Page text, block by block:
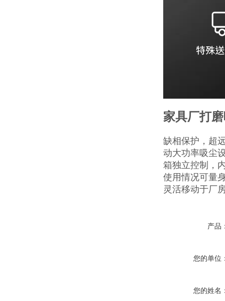
家具厂打
缺相保护，超
动大功率吸尘
箱独立控制，
使用情况可量
灵活移动于厂
产品
您的单位
您的姓名